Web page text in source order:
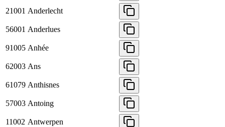
21001 Anderlecht
56001 Anderlues
91005 Anhée
62003 Ans
61079 Anthisnes
57003 Antoing
11002 Antwerpen